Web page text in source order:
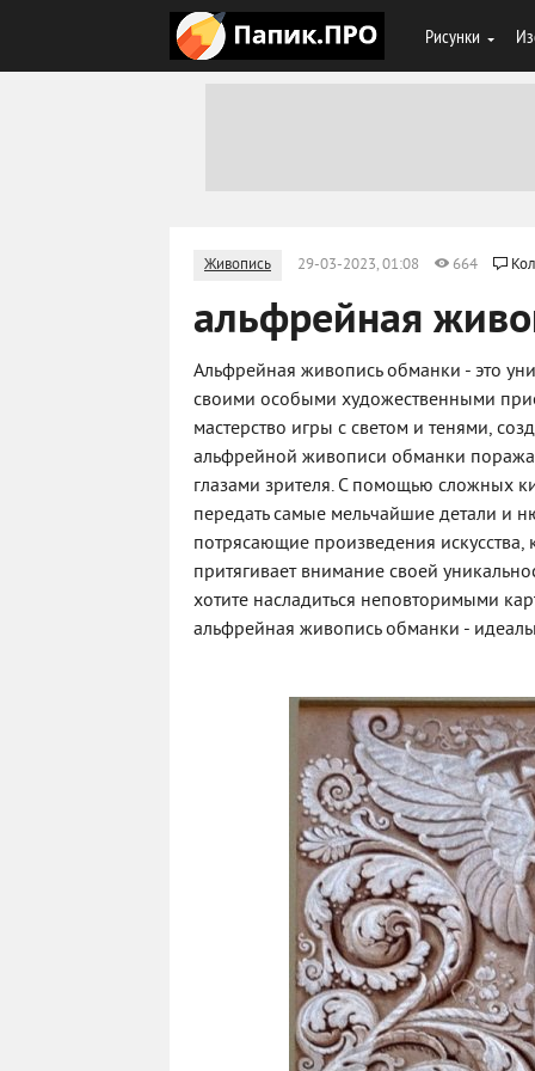
Рисунки
Живопись 29-03-2023, 01:08 664
альфрейная
Альфрейная живопись обманки - это
своими особыми художественными
мастерство игры с светом и тенями,
альфрейной живописи обманки
глазами зрителя. С помощью сложных
передать самые мельчайшие детали и
потрясающие произведения искусства,
притягивает внимание своей
хотите насладиться неповторимыми
альфрейная живопись обманки -